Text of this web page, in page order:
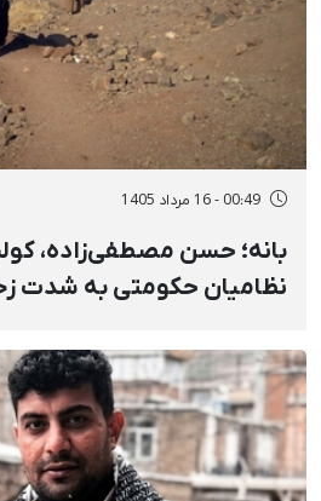
00:49 - 16 مرداد 1405
بانه؛ حسن مصطفی‌زاده،
نظامیان حکومتی به شدت